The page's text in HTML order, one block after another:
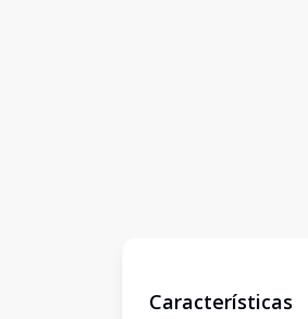
Características